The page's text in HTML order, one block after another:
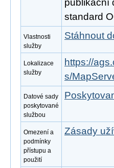
publikační
standard
Vlastnosti
služby
Stáhnout
Lokalizace
služby
https://
s/
Datové sady
poskytované
službou
Omezení a
podmínky
přístupu a
použití
Zásady